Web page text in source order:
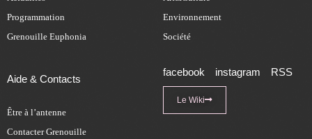
Programmation
Grenouille Euphonia
Environnement
Société
Aide & Contacts
Être à l’antenne
Contacter Grenouille
facebook instagram RSS
Le Wiki